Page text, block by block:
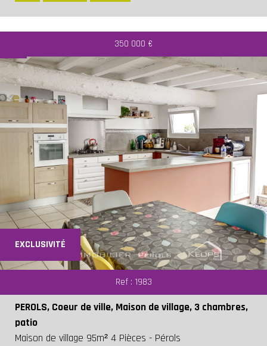
EXCLUSIVITÉ
350 000 €
Ref : 1983
PEROLS, Coeur de ville, Maison de village, 3 chambres,
patio
Maison de village 95m² 4 Pièces - Pérols